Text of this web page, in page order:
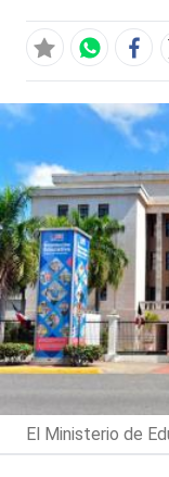
El Ministerio de